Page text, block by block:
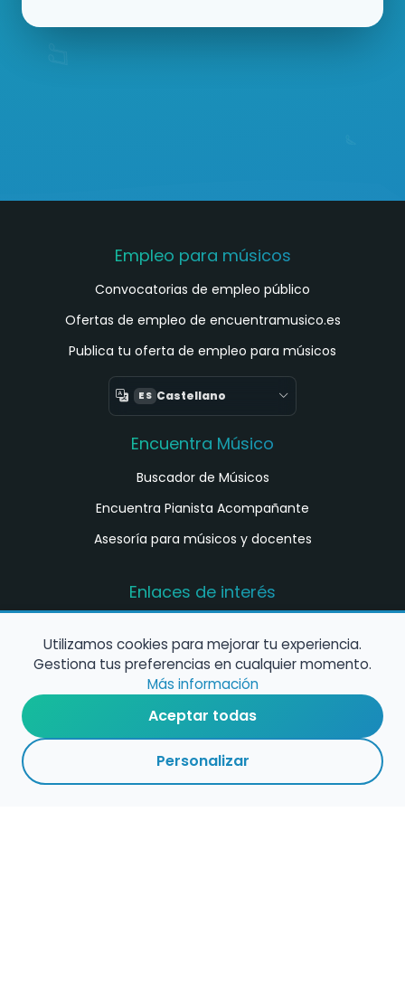
Empleo para músicos
Convocatorias de empleo público
Ofertas de empleo de encuentramusico.es
Publica tu oferta de empleo para músicos
ES Castellano
Encuentra Músico
Buscador de Músicos
Encuentra Pianista Acompañante
Asesoría para músicos y docentes
Enlaces de interés
música en España
Configura alertas de empleo
Contacta con nosotros
Utilizamos cookies para mejorar tu experiencia.
Gestiona tus preferencias en cualquier momento.
Más información
Aceptar todas
Personalizar